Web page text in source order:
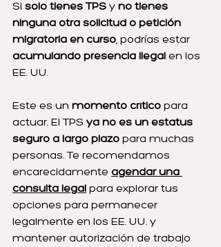
Si solo tienes TPS y no tienes
ninguna otra solicitud o petición
migratoria en curso, podrías estar
acumulando presencia ilegal en los
EE. UU.
Este es un momento crítico para
actuar. El TPS ya no es un estatus
seguro a largo plazo para muchas
personas. Te recomendamos
encarecidamente agendar una
consulta legal para explorar tus
opciones para permanecer
legalmente en los EE. UU. y
mantener autorización de trabajo